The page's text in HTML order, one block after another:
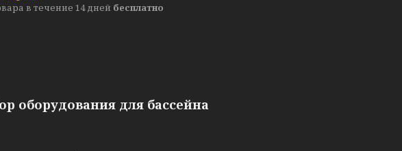
в течение 14 дней бесплатно
оборудования для бассейна